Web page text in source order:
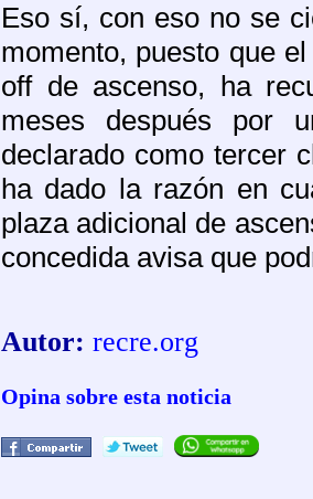
Eso sí, con eso no se
momento, puesto que
off de ascenso, ha
meses después por
declarado como tercer
ha dado la razón en
plaza adicional de
concedida avisa que
Autor: recre.org
Opina sobre esta noticia